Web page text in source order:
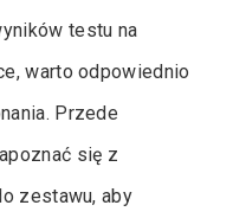
testu na
warto odpowiednio
Przede
się z
zestawu, aby